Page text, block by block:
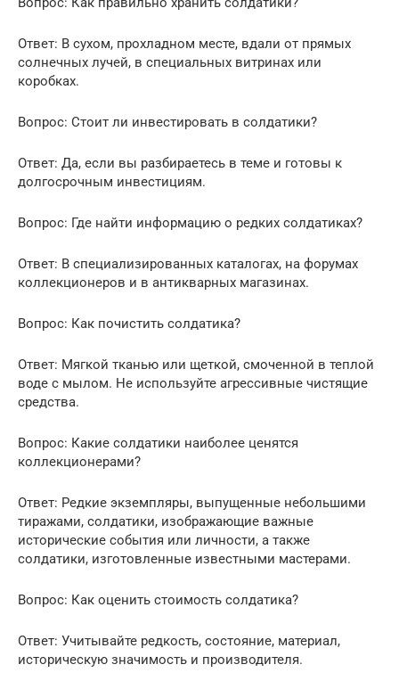
Ответ: В сухом, прохладном месте, вдали от прямых
солнечных лучей, в специальных витринах или
коробках.
Вопрос: Стоит ли инвестировать в солдатики?
Ответ: Да, если вы разбираетесь в теме и готовы к
долгосрочным инвестициям.
Вопрос: Где найти информацию о редких солдатиках?
Ответ: В специализированных каталогах, на форумах
коллекционеров и в антикварных магазинах.
Вопрос: Как почистить солдатика?
Ответ: Мягкой тканью или щеткой, смоченной в теплой
воде с мылом. Не используйте агрессивные чистящие
средства.
Вопрос: Какие солдатики наиболее ценятся
коллекционерами?
Ответ: Редкие экземпляры, выпущенные небольшими
тиражами, солдатики, изображающие важные
исторические события или личности, а также
солдатики, изготовленные известными мастерами.
Вопрос: Как оценить стоимость солдатика?
Ответ: Учитывайте редкость, состояние, материал,
историческую значимость и производителя.